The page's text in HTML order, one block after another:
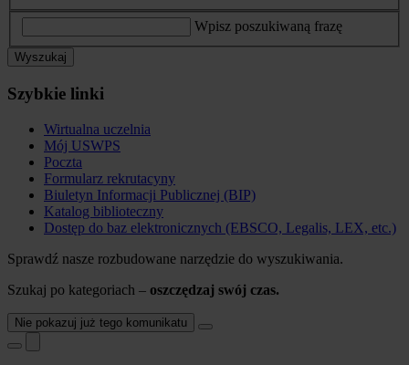
Wpisz poszukiwaną frazę
Wyszukaj
Szybkie linki
Wirtualna uczelnia
Mój USWPS
Poczta
Formularz rekrutacyny
Biuletyn Informacji Publicznej (BIP)
Katalog biblioteczny
Dostęp do baz elektronicznych (EBSCO, Legalis, LEX, etc.)
Sprawdź nasze rozbudowane narzędzie do wyszukiwania.
Szukaj po kategoriach – oszczędzaj swój czas.
Nie pokazuj już tego komunikatu